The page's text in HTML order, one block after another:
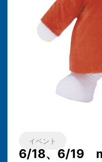
イベント
6/18、6/19